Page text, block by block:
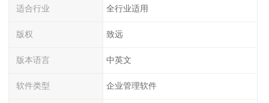
适合行业 全行业适用
版权 致远
版本语言 中英文
软件类型 企业管理软件